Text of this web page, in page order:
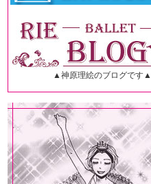
▲神原理絵のブログです▲